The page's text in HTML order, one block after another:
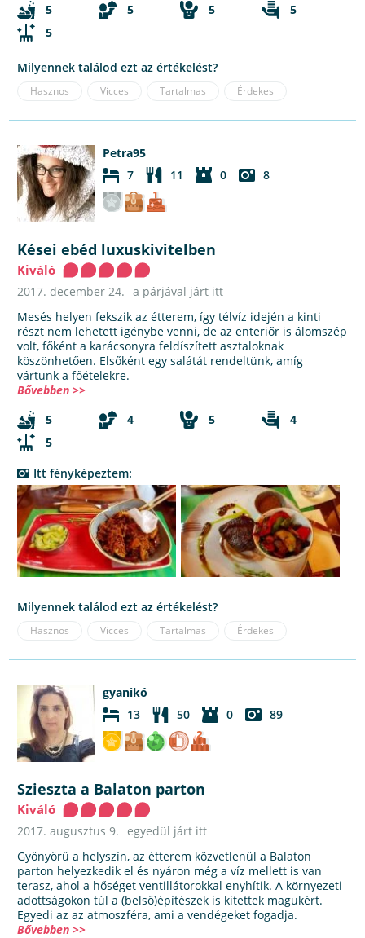
5
5 5
5
5
Milyennek találod ezt az értékelést?
Hasznos Vicces Tartalmas Érdekes
Petra95
7
11 0 8
Kései ebéd luxuskivitelben
Kiváló
2017. december 24. a párjával járt itt
Mesés helyen fekszik az étterem, így télvíz idején a kinti
részt nem lehetett igénybe venni, de az enteriőr is álomszép
volt, főként a karácsonyra feldíszített asztaloknak
köszönhetően. Elsőként egy salátát rendeltünk, amíg
vártunk a főételekre.
Bővebben >>
5
4 5
4
5
Itt fényképeztem:
Milyennek találod ezt az értékelést?
Hasznos Vicces Tartalmas Érdekes
gyanikó
13
50 0 89
Szieszta a Balaton parton
Kiváló
2017. augusztus 9.
egyedül járt itt
Gyönyörű a helyszín, az étterem közvetlenül a Balaton
parton helyezkedik el és nyáron még a víz mellett is van
terasz, ahol a hőséget ventillátorokkal enyhítik. A környezeti
adottságokon túl a (belső)építészek is kitettek magukért.
Egyedi az az atmoszféra, ami a vendégeket fogadja.
Bővebben >>